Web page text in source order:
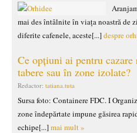
mai des întâlnite în viața noastră de
diferite cafenele, aceste[...]despre
Ce opțiuni ai pentru
tabere sau în zone izolate?
Redactor: tatiana.tuta
Sursa foto: Containere FDC. I
zone îndepărtate impune găsirea
echipe[...]mai mult »